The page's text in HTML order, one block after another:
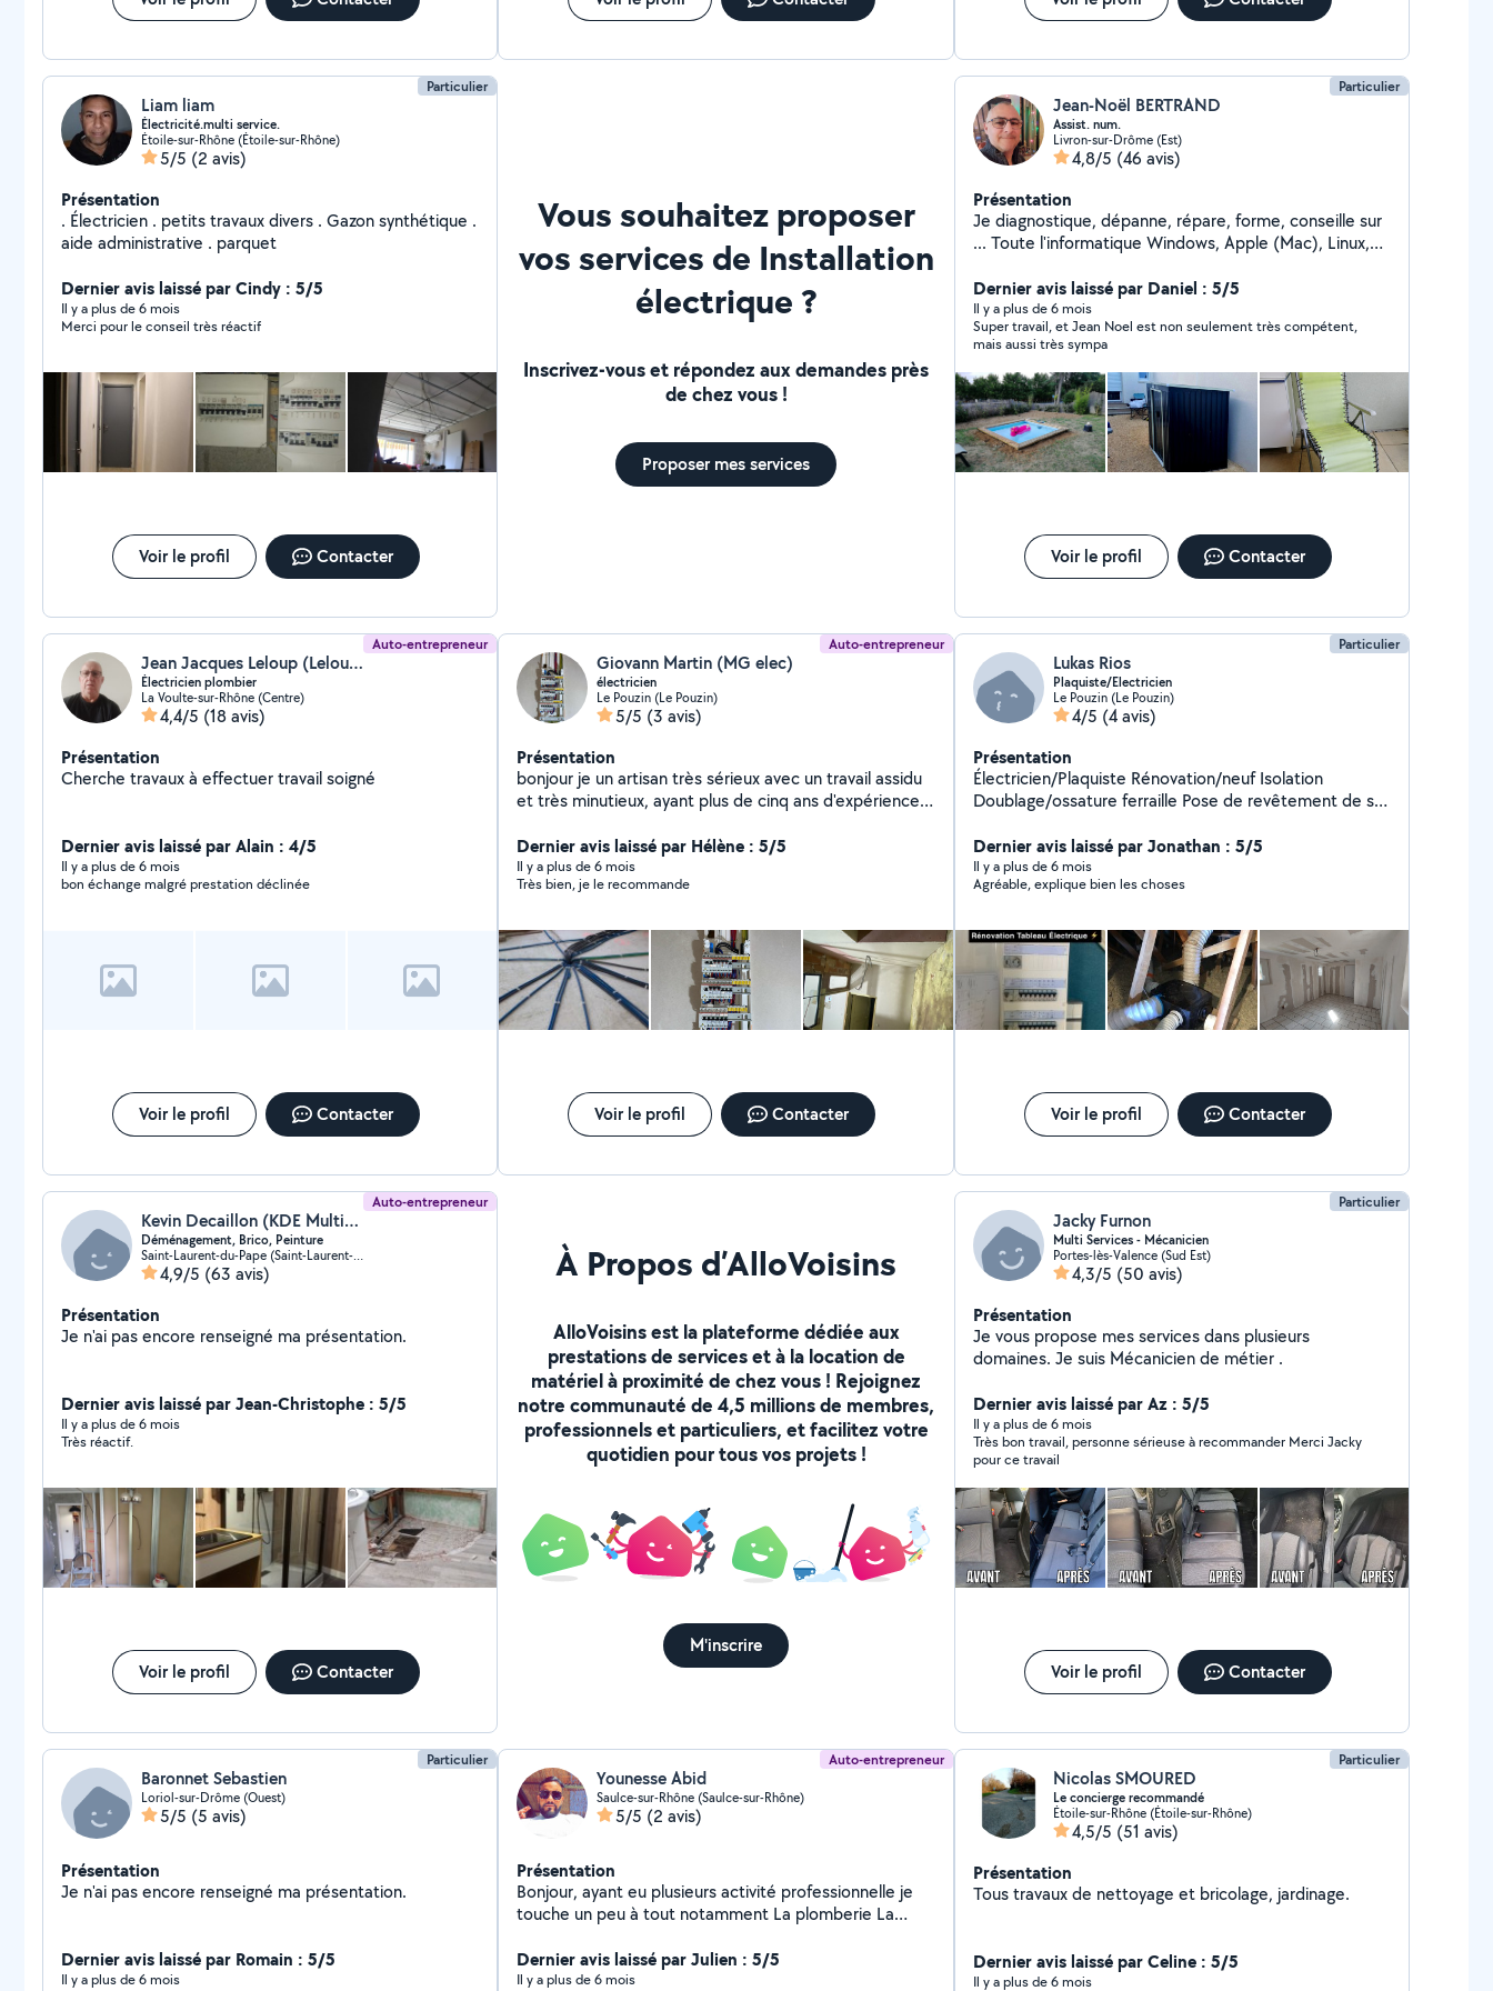
m'adaptant à vos besoins spécifiques. N'hésitez pas à
ravi de vous accompagner dans sa réalisation. À
Particulier
Liam liam
Électricité.multi service.
Étoile-sur-Rhône (Étoile-sur-Rhône)
5/5 (2 avis)
Présentation
. Électricien . petits travaux divers . Gazon synthétique .
aide administrative . parquet
Dernier avis laissé par Cindy : 5/5
Il y a plus de 6 mois
Merci pour le conseil très réactif
Voir le profil Contacter
Vous souhaitez proposer
vos services de Installation
électrique ?
Inscrivez-vous et répondez aux demandes près
de chez vous !
Proposer mes services
Particulier
Jean-Noël BERTRAND
Assist. num.
Livron-sur-Drôme (Est)
4,8/5 (46 avis)
Présentation
Je diagnostique, dépanne, répare, forme, conseille sur
... Toute l'informatique Windows, Apple (Mac), Linux,
textes, présentation, publication, ...) Administratif
bureautique, organisation ; conseils d'achats Prêt de
matériels Diagnostic sur le PC bureau, le PC portable,
le téléphone et tout périphérique de l'environnement
(imprimante, domotique, alarme, ...)
Dernier avis laissé par Daniel : 5/5
Il y a plus de 6 mois
Super travail, et Jean Noel est non seulement très compétent,
mais aussi très sympa
Voir le profil Contacter
Auto-entrepreneur
Jean Jacques Leloup (Leloup Jean jacques)
Électricien plombier
La Voulte-sur-Rhône (Centre)
4,4/5 (18 avis)
Présentation
Cherche travaux à effectuer travail soigné
Dernier avis laissé par Alain : 4/5
Il y a plus de 6 mois
bon échange malgré prestation déclinée
Voir le profil Contacter
Auto-entrepreneur
Giovann Martin (MG elec)
électricien
Le Pouzin (Le Pouzin)
5/5 (3 avis)
Présentation
bonjour je un artisan très sérieux avec un travail assidu
et très minutieux, ayant plus de cinq ans d'expérience
fais principalement de l'électricité, mais je fais aussi des
salle de bains clefs en main,du placo et du revêtement
de sols. N'hésitez pas à me contacter pour plus de
cordialement, Martin Giovann
Dernier avis laissé par Hélène : 5/5
Il y a plus de 6 mois
Très bien, je le recommande
Voir le profil Contacter
Particulier
Lukas Rios
Plaquiste/Electricien
Le Pouzin (Le Pouzin)
4/5 (4 avis)
Présentation
Électricien/Plaquiste Rénovation/neuf Isolation
Doublage/ossature ferraille Pose de revêtement de sol
Dépannage Climatisation Portail électrique VMC
Visiophone/interphone
Dernier avis laissé par Jonathan : 5/5
Il y a plus de 6 mois
Agréable, explique bien les choses
Voir le profil Contacter
Auto-entrepreneur
Kevin Decaillon (KDE Multi-services Mon Déménagement Facile)
Déménagement, Brico, Peinture
Saint-Laurent-du-Pape (Saint-Laurent-du-Pape)
4,9/5 (63 avis)
Présentation
Je n'ai pas encore renseigné ma présentation.
Dernier avis laissé par Jean-Christophe : 5/5
Il y a plus de 6 mois
Très réactif.
Voir le profil Contacter
À Propos d’AlloVoisins
AlloVoisins est la plateforme dédiée aux
prestations de services et à la location de
matériel à proximité de chez vous ! Rejoignez
notre communauté de 4,5 millions de membres,
professionnels et particuliers, et facilitez votre
quotidien pour tous vos projets !
M'inscrire
Particulier
Jacky Furnon
Multi Services - Mécanicien
Portes-lès-Valence (Sud Est)
4,3/5 (50 avis)
Présentation
Je vous propose mes services dans plusieurs
domaines. Je suis Mécanicien de métier .
Dernier avis laissé par Az : 5/5
Il y a plus de 6 mois
Très bon travail, personne sérieuse à recommander Merci Jacky
pour ce travail
Voir le profil Contacter
Particulier
Baronnet Sebastien
Loriol-sur-Drôme (Ouest)
5/5 (5 avis)
Présentation
Je n'ai pas encore renseigné ma présentation.
Dernier avis laissé par Romain : 5/5
Il y a plus de 6 mois
Auto-entrepreneur
Younesse Abid
Saulce-sur-Rhône (Saulce-sur-Rhône)
5/5 (2 avis)
Présentation
Bonjour, ayant eu plusieurs activité professionnelle je
touche un peu à tout notamment La plomberie La
Dernier avis laissé par Julien : 5/5
Il y a plus de 6 mois
Particulier
Nicolas SMOURED
Le concierge recommandé
Étoile-sur-Rhône (Étoile-sur-Rhône)
4,5/5 (51 avis)
Présentation
Tous travaux de nettoyage et bricolage, jardinage.
Dernier avis laissé par Celine : 5/5
Il y a plus de 6 mois